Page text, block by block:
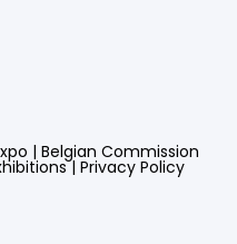
| Belgian Commission
| Privacy Policy